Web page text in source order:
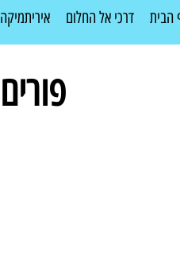
הבית דרכי אל החלום איריתמיקה
פורים